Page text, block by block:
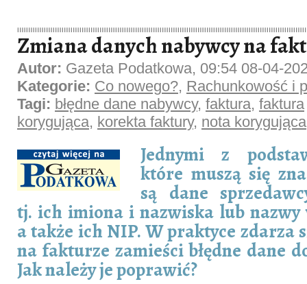
Zmiana danych nabywcy na
Autor: Gazeta Podatkowa, 09:54 08-04-
Kategorie: Co nowego?, Rachunkowość i
Tagi: błędne dane nabywcy, faktura, faktura
korygująca, korekta faktury, nota korygująca
Jednymi z
które muszą się
są dane
tj. ich imiona i nazwiska lub
a także ich NIP. W praktyce zdarza
na fakturze zamieści błędne dane
Jak należy je poprawić?